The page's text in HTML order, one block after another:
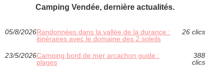
Camping Vendée, dernière actualités.
05/8/2026Randonnées dans la vallée de la durance :
itinéraires avec le domaine des 2 soleils
26 clics
23/5/2026Camping bord de mer arcachon guide :
plages
388
clics